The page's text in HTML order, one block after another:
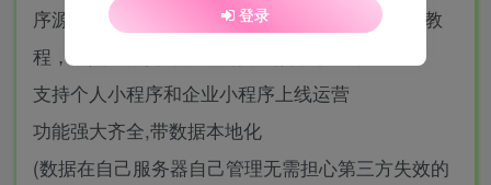
序源码下载，后台管理资源本地化带数据和视频教
程，这是一款拥有后端的闯关娱乐小程序。
支持个人小程序和企业小程序上线运营
功能强大齐全,带数据本地化
(数据在自己服务器自己管理无需担心第三方失效的
登录